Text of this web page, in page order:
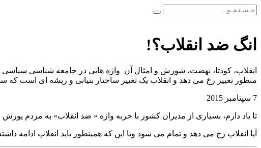
انگ ضد انقلاب؟!
انقلاب، کودتا، نهضت، شورش و امثال آن واژه هایی در جامعه شناسی
منظور تغییر رخ می دهد و انقلاب یک تغییر ساختار بنیانی و ریشه ای است که
7 سپتامبر 2015
تا یاد دارم، بسیاری از مدیران کشور با حربه واژه « ضد انقلاب» به مردم
آیا انقلاب رخ می دهد و تمام می شود ویا این که همینطور باید انقلاب ادامه